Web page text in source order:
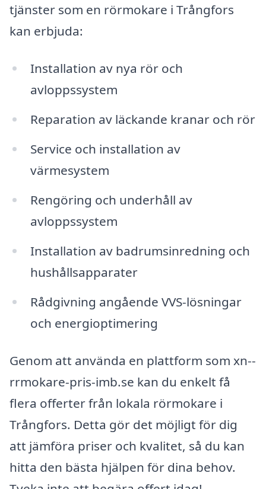
tjänster som en rörmokare i Trångfors
kan erbjuda:
Installation av nya rör och
avloppssystem
Reparation av läckande kranar och rör
Service och installation av
värmesystem
Rengöring och underhåll av
avloppssystem
Installation av badrumsinredning och
hushållsapparater
Rådgivning angående VVS-lösningar
och energioptimering
Genom att använda en plattform som xn--
rrmokare-pris-imb.se kan du enkelt få
flera offerter från lokala rörmokare i
Trångfors. Detta gör det möjligt för dig
att jämföra priser och kvalitet, så du kan
hitta den bästa hjälpen för dina behov.